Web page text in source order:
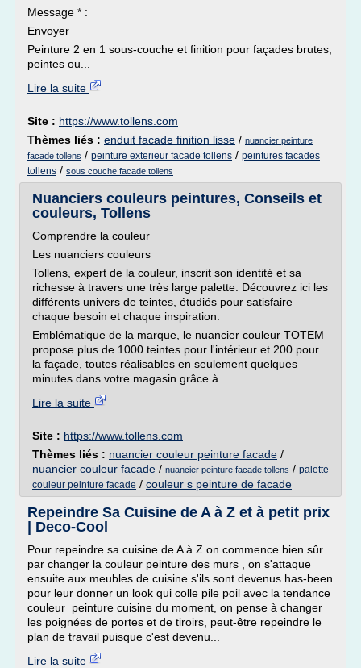
Message * :
Envoyer
Peinture 2 en 1 sous-couche et finition pour façades brutes,
peintes ou...
Lire la suite
Site : https://www.tollens.com
Thèmes liés : enduit facade finition lisse / nuancier peinture
facade tollens / peinture exterieur facade tollens / peintures facades
tollens / sous couche facade tollens
Nuanciers couleurs peintures, Conseils et
couleurs, Tollens
Comprendre la couleur
Les nuanciers couleurs
Tollens, expert de la couleur, inscrit son identité et sa
richesse à travers une très large palette. Découvrez ici les
différents univers de teintes, étudiés pour satisfaire
chaque besoin et chaque inspiration.
Emblématique de la marque, le nuancier couleur TOTEM
propose plus de 1000 teintes pour l'intérieur et 200 pour
la façade, toutes réalisables en seulement quelques
minutes dans votre magasin grâce à...
Lire la suite
Site : https://www.tollens.com
Thèmes liés : nuancier couleur peinture facade /
nuancier couleur facade / nuancier peinture facade tollens / palette
couleur peinture facade / couleur s peinture de facade
Repeindre Sa Cuisine de A à Z et à petit prix
| Deco-Cool
Pour repeindre sa cuisine de A à Z on commence bien sûr
par changer la couleur peinture des murs , on s'attaque
ensuite aux meubles de cuisine s'ils sont devenus has-been
pour leur donner un look qui colle pile poil avec la tendance
couleur peinture cuisine du moment, on pense à changer
les poignées de portes et de tiroirs, peut-être repeindre le
plan de travail puisque c'est devenu...
Lire la suite